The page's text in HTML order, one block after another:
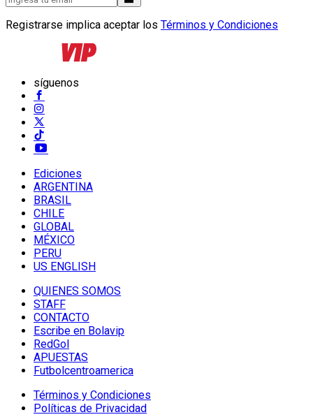
Registrarse implica aceptar los Términos y Condiciones
síguenos
Ediciones
ARGENTINA
BRASIL
CHILE
GLOBAL
MÉXICO
PERU
US ENGLISH
QUIENES SOMOS
STAFF
CONTACTO
Escribe en Bolavip
RedGol
APUESTAS
Futbolcentroamerica
Términos y Condiciones
Políticas de Privacidad